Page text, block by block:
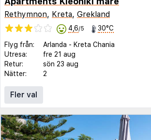
Rethymnon, Kreta, Grekland
4,6/5 30°C
Flyg från: Arlanda - Kreta Chania
Utresa:
fre 21 aug
Retur:
sön 23 aug
Nätter:
2
Fler val